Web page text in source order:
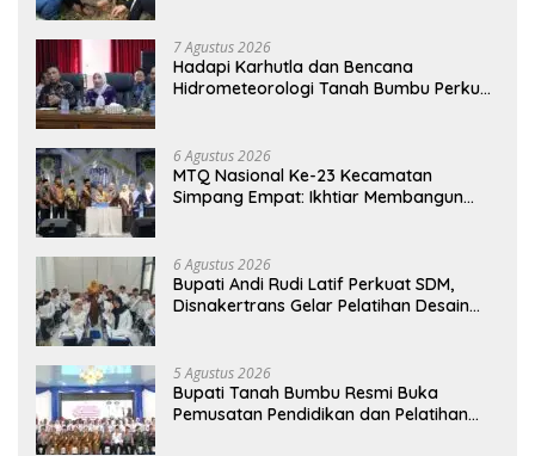
7 Agustus 2026
Hadapi Karhutla dan Bencana
Hidrometeorologi Tanah Bumbu Perkuat
6 Agustus 2026
MTQ Nasional Ke-23 Kecamatan
Simpang Empat: Ikhtiar Membangun
6 Agustus 2026
Bupati Andi Rudi Latif Perkuat SDM,
Disnakertrans Gelar Pelatihan Desain
5 Agustus 2026
Bupati Tanah Bumbu Resmi Buka
Pemusatan Pendidikan dan Pelatihan